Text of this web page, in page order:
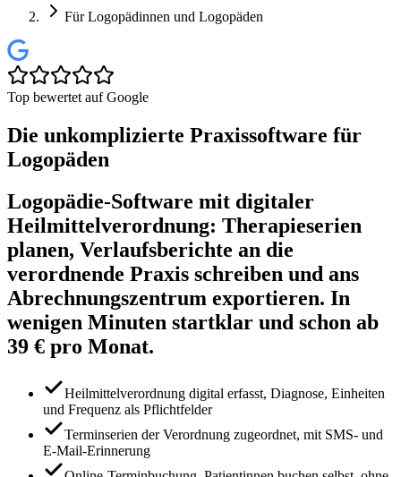
Für Logopädinnen und Logopäden
Top bewertet auf Google
Die unkomplizierte Praxissoftware für
Logopäden
Logopädie-Software mit digitaler
Heilmittelverordnung: Therapieserien
planen, Verlaufsberichte an die
verordnende Praxis schreiben und ans
Abrechnungszentrum exportieren. In
wenigen Minuten startklar und schon ab
39 € pro Monat.
Heilmittelverordnung digital erfasst, Diagnose, Einheiten
und Frequenz als Pflichtfelder
Terminserien der Verordnung zugeordnet, mit SMS- und
E-Mail-Erinnerung